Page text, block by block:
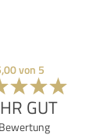
von 5
GUT
Bewertung